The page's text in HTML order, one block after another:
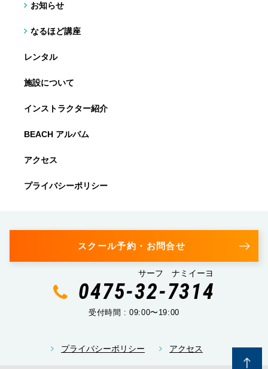
お知らせ
なるほど講座
レンタル
施設について
インストラクター紹介
BEACH アルバム
アクセス
プライバシーポリシー
スクール予約・お問合せ
サーフ ナミイーヨ
0475-32-7314
受付時間 : 09:00〜19:00
プライバシーポリシー アクセス